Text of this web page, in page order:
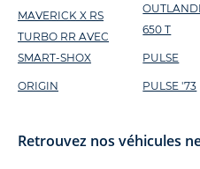
MAVERICK X RS
TURBO RR AVEC
SMART-SHOX
ORIGIN
650 T
PULSE
PULSE '73
Retrouvez nos véhicules